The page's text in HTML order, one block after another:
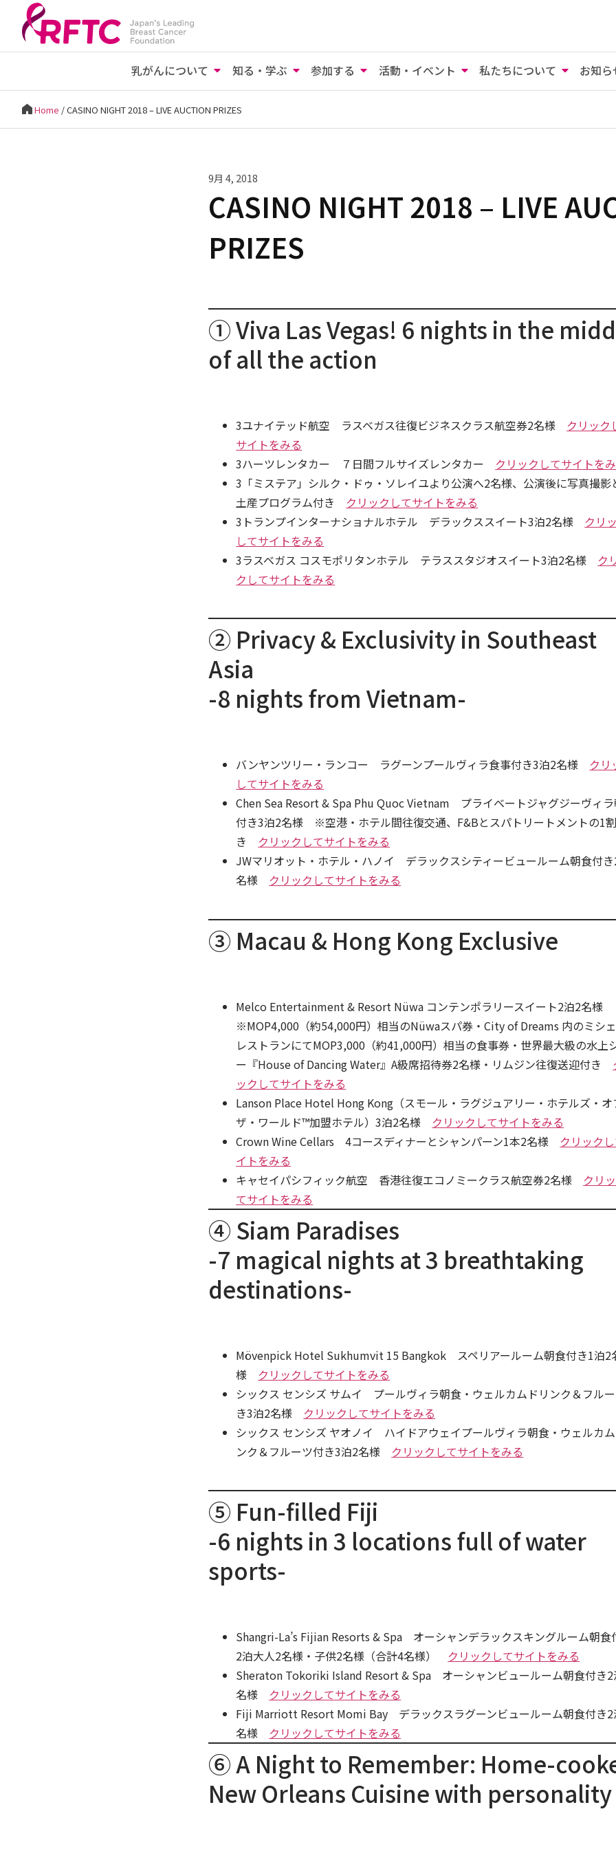
乳がんについて 知る・学ぶ 参加する 活動・イベント 私たちについて お知ら
Home /CASINO NIGHT 2018 – LIVE AUCTION PRIZES
9月 4, 2018
CASINO NIGHT 2018 – LIVE
PRIZES
① Viva Las Vegas! 6 nights in the
of all the action
3ユナイテッド航空 ラスベガス往復ビジネスクラス航空券2名様 クリック
サイトをみる
3ハーツレンタカー ７日間フルサイズレンタカー クリックしてサイトを
3「ミステア」シルク・ドゥ・ソレイユより公演へ2名様、公演後に写真撮影
土産プログラム付き クリックしてサイトをみる
3トランプインターナショナルホテル デラックススイート3泊2名様 クリ
してサイトをみる
3ラスベガス コスモポリタンホテル テラススタジオスイート3泊2名様 ク
クしてサイトをみる
② Privacy & Exclusivity in Southeast
Asia
-8 nights from Vietnam-
バンヤンツリー・ランコー ラグーンプールヴィラ食事付き3泊2名様 クリ
してサイトをみる
Chen Sea Resort & Spa Phu Quoc Vietnam プライベートジャグジーヴィ
付き3泊2名様 ※空港・ホテル間往復交通、F&Bとスパトリートメントの1
き クリックしてサイトをみる
JWマリオット・ホテル・ハノイ デラックスシティービュールーム朝食付
名様 クリックしてサイトをみる
③ Macau & Hong Kong Exclusive
Melco Entertainment & Resort Nüwa コンテンポラリースイート2泊2名様
※MOP4,000（約54,000円）相当のNüwaスパ券・City of Dreams 内のミシ
レストランにてMOP3,000（約41,000円）相当の食事券・世界最大級の水上
ー『House of Dancing Water』A級席招待券2名様・リムジン往復送迎付き
ックしてサイトをみる
Lanson Place Hotel Hong Kong（スモール・ラグジュアリー・ホテルズ・オ
ザ・ワールド™加盟ホテル）3泊2名様 クリックしてサイトをみる
Crown Wine Cellars 4コースディナーとシャンパーン1本2名様 クリック
イトをみる
キャセイパシフィック航空 香港往復エコノミークラス航空券2名様 クリ
てサイトをみる
④ Siam Paradises
-7 magical nights at 3 breathtaking
destinations-
Mövenpick Hotel Sukhumvit 15 Bangkok スペリアールーム朝食付き1泊2
様 クリックしてサイトをみる
シックス センシズ サムイ プールヴィラ朝食・ウェルカムドリンク＆フル
き3泊2名様 クリックしてサイトをみる
シックス センシズ ヤオノイ ハイドアウェイプールヴィラ朝食・ウェルカ
ンク＆フルーツ付き3泊2名様 クリックしてサイトをみる
⑤ Fun-filled Fiji
-6 nights in 3 locations full of water
sports-
Shangri-La’s Fijian Resorts & Spa オーシャンデラックスキングルーム朝食
2泊大人2名様・子供2名様（合計4名様） クリックしてサイトをみる
Sheraton Tokoriki Island Resort & Spa オーシャンビュールーム朝食付き2
名様 クリックしてサイトをみる
Fiji Marriott Resort Momi Bay デラックスラグーンビュールーム朝食付き2
名様 クリックしてサイトをみる
⑥ A Night to Remember: Home-
New Orleans Cuisine with personality